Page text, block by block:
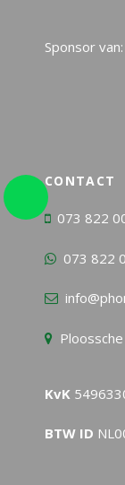
Sponsor van:
CONTACT
073 822
073 822
KvK
BTW ID